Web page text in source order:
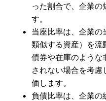
った割合で、企業の
す。
当座比率は、企業の
類似する資産）を流
債券や在庫のような
されない場合を考
価します。
負債比率は、企業の